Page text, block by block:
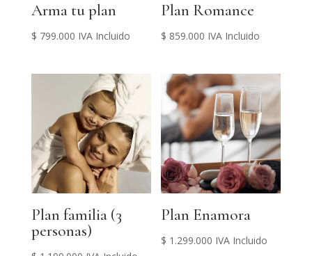
Arma tu plan
$ 799.000 IVA Incluido
Plan Romance
$ 859.000 IVA Incluido
Plan familia (3
personas)
Plan Enamora
$ 1.299.000 IVA Incluido